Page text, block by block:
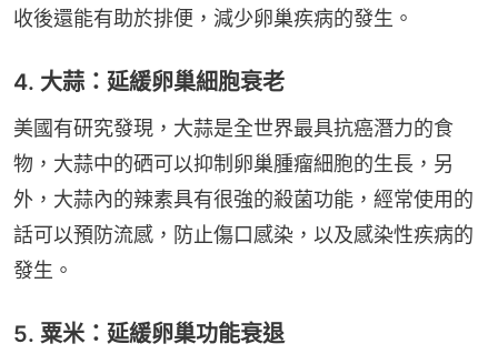
收後還能有助於排便，減少卵巢疾病的發生。
4. 大蒜：延緩卵巢細胞衰老
美國有研究發現，大蒜是全世界最具抗癌潛力的食
物，大蒜中的硒可以抑制卵巢腫瘤細胞的生長，另
外，大蒜內的辣素具有很強的殺菌功能，經常使用的
話可以預防流感，防止傷口感染，以及感染性疾病的
發生。
5. 粟米：延緩卵巢功能衰退